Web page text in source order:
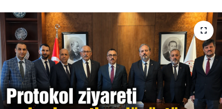
Kadın & Aile
Kültür & Sanat
Sağlık
Siyaset